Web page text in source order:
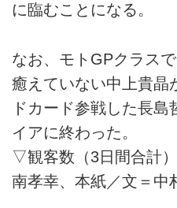
に臨むことになる。
なお、モトGPクラス
癒えていない中上貴晶
ドカード参戦した長
イアに終わった。
▽観客数（3日間合計
南孝幸、本紙／文＝中